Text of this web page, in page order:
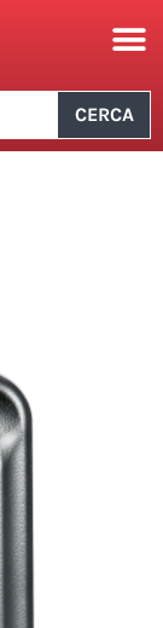
CERCA